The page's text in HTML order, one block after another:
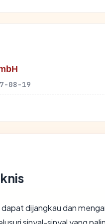
08-19
dapat dijangkau dan